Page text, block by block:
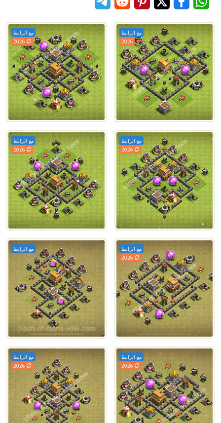
مع الرابط
2026
مع الرابط
مع الرابط
2026
مع الرابط
مع الرابط
2026
مع الرابط
مع الرابط
2026
مع الرابط